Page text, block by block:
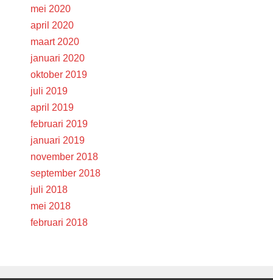
mei 2020
april 2020
maart 2020
januari 2020
oktober 2019
juli 2019
april 2019
februari 2019
januari 2019
november 2018
september 2018
juli 2018
mei 2018
februari 2018